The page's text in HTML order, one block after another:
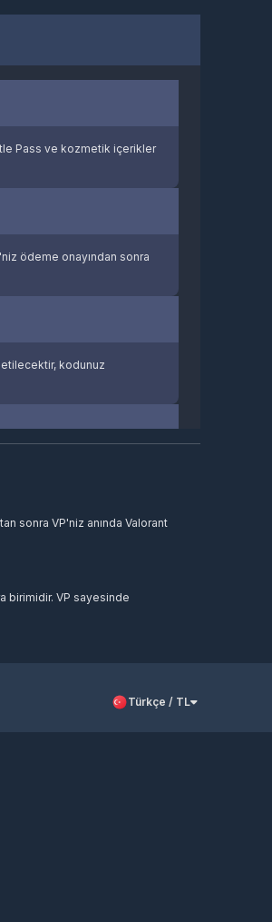
Pass ve kozmetik içerikler
ödeme onayından sonra
kodunuz
satın alabilirsiniz.
sonra VP'niz anında Valorant
birimidir. VP sayesinde
Türkçe / TL